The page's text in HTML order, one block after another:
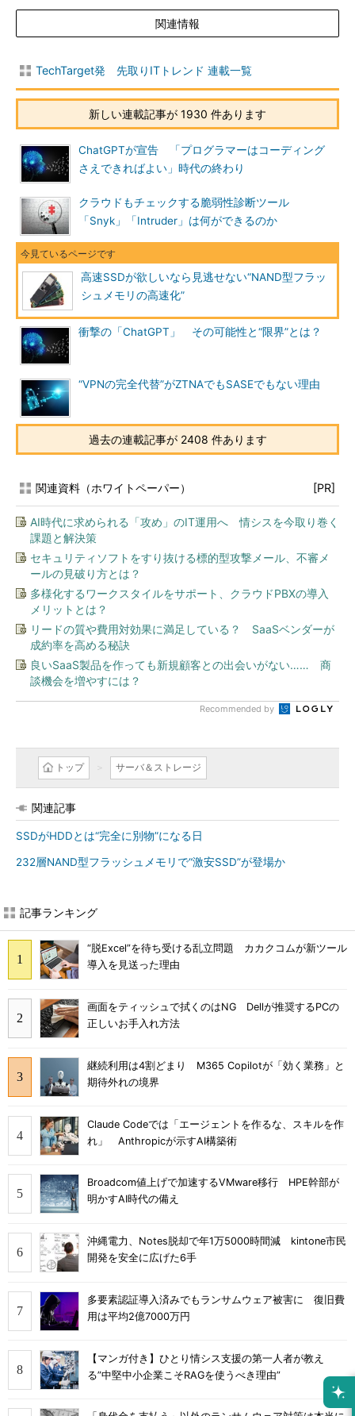
関連情報
TechTarget発 先取りITトレンド 連載一覧
新しい連載記事が 1930 件あります
ChatGPTが宣告 「プログラマーはコーディング
さえできればよい」時代の終わり
クラウドもチェックする脆弱性診断ツール
「Snyk」「Intruder」は何ができるのか
高速SSDが欲しいなら見逃せない“NAND型フラッ
シュメモリの高速化”
衝撃の「ChatGPT」 その可能性と“限界”とは？
“VPNの完全代替”がZTNAでもSASEでもない理由
過去の連載記事が 2408 件あります
関連資料（ホワイトペーパー） [PR]
AI時代に求められる「攻め」のIT運用へ 情シスを今取り巻く
課題と解決策
セキュリティソフトをすり抜ける標的型攻撃メール、不審メ
ールの見破り方とは？
多様化するワークスタイルをサポート、クラウドPBXの導入
メリットとは？
リードの質や費用対効果に満足している？ SaaSベンダーが
成約率を高める秘訣
良いSaaS製品を作っても新規顧客との出会いがない…… 商
談機会を増やすには？
Recommended by
トップ サーバ＆ストレージ
関連記事
SSDがHDDとは“完全に別物”になる日
232層NAND型フラッシュメモリで“激安SSD”が登場か
記事ランキング
“脱Excel”を待ち受ける乱立問題 カカクコムが新ツール
導入を見送った理由
画面をティッシュで拭くのはNG Dellが推奨するPCの
正しいお手入れ方法
継続利用は4割どまり M365 Copilotが「効く業務」と
期待外れの境界
Claude Codeでは「エージェントを作るな、スキルを作
れ」 Anthropicが示すAI構築術
Broadcom値上げで加速するVMware移行 HPE幹部が
明かすAI時代の備え
沖縄電力、Notes脱却で年1万5000時間減 kintone市民
開発を安全に広げた6手
多要素認証導入済みでもランサムウェア被害に 復旧費
用は平均2億7000万円
【マンガ付き】ひとり情シス支援の第一人者が教え
る”中堅中小企業こそRAGを使うべき理由”